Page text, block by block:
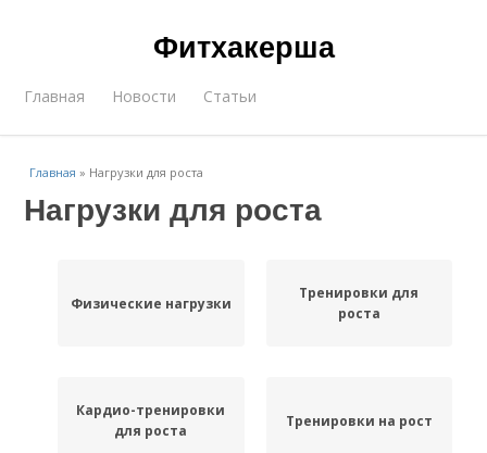
Фитхакерша
Главная Новости Статьи
Главная » Нагрузки для роста
Нагрузки для роста
Физические нагрузки
Тренировки для
роста
Кардио-тренировки
для роста
Тренировки на рост